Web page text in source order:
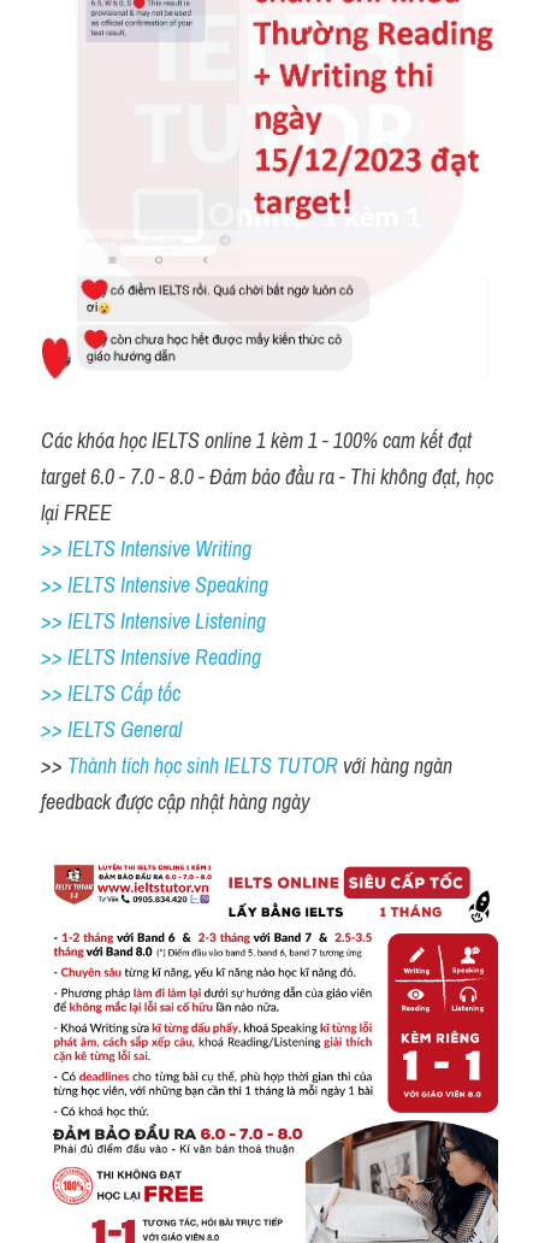
Các khóa học IELTS online 1 kèm 1 - 100% cam kết đạt
target 6.0 - 7.0 - 8.0 - Đảm bảo đầu ra - Thi không đạt, học
lại FREE
>> IELTS Intensive Writing
>> IELTS Intensive Speaking
>> IELTS Intensive Listening
>> IELTS Intensive Reading
>> IELTS Cấp tốc
>> IELTS General
>> Thành tích học sinh IELTS TUTOR với hàng ngàn
feedback được cập nhật hàng ngày